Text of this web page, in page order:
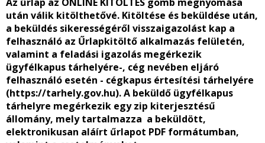
után válik kitölthetővé. Kitöltése és beküldése után,
a beküldés sikerességéről visszaigazolást kap a
felhasználó az Űrlapkitöltő alkalmazás felületén,
valamint a feladási igazolás megérkezik
ügyfélkapus tárhelyére-, cég nevében eljáró
felhasználó esetén - cégkapus értesítési tárhelyére
(https://tarhely.gov.hu). A beküldő ügyfélkapus
tárhelyre megérkezik egy zip kiterjesztésű
állomány, mely tartalmazza a beküldött,
elektronikusan aláírt űrlapot PDF formátumban,